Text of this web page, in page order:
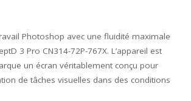
Photoshop avec une fluidité maximale
3 Pro CN314-72P-767X. L’appareil est
un écran véritablement conçu pour
de tâches visuelles dans des conditions